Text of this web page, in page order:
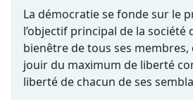
La démocratie se fonde sur le
l’objectif principal de la société
bienêtre de tous ses
jouir du maximum de liberté
liberté de chacun de ses